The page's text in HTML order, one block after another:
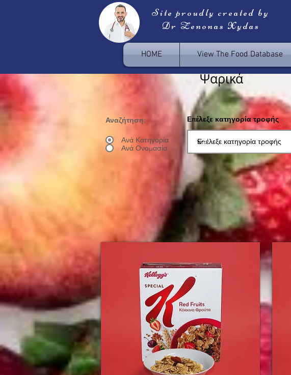
Site proudly created by
Dr Zenonas Xydas
HOME View The Food Database
Ψαρικά
Επέλεξε κατηγορία τροφής
Αναζήτηση:
Ανά Κατηγορία
Ανά Ονομασία